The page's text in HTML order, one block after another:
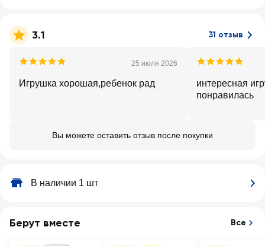
3.1 31 отзыв
25 июля 2026
Игрушка хорошая,ребенок рад
интересная
понравилась
Вы можете оставить отзыв после покупки
В наличии 1 шт
Берут вместе Все